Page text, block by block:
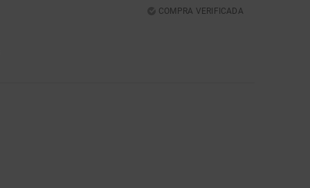
COMPRA VERIFICADA